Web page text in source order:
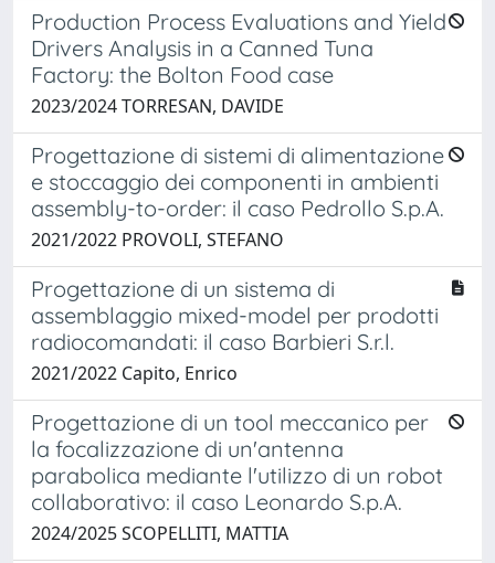
Production Process Evaluations and Yield
Drivers Analysis in a Canned Tuna
Factory: the Bolton Food case
2023/2024 TORRESAN, DAVIDE
Progettazione di sistemi di alimentazione
e stoccaggio dei componenti in ambienti
assembly-to-order: il caso Pedrollo S.p.A.
2021/2022 PROVOLI, STEFANO
Progettazione di un sistema di
assemblaggio mixed-model per prodotti
radiocomandati: il caso Barbieri S.r.l.
2021/2022 Capito, Enrico
Progettazione di un tool meccanico per
la focalizzazione di un'antenna
parabolica mediante l'utilizzo di un robot
collaborativo: il caso Leonardo S.p.A.
2024/2025 SCOPELLITI, MATTIA